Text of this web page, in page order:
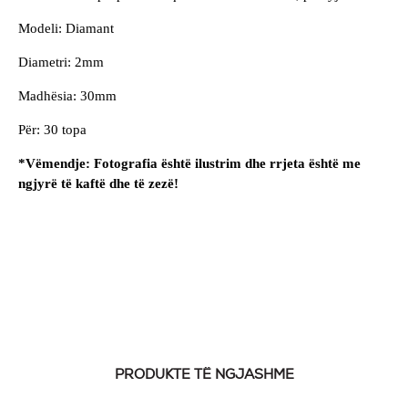
Modeli: Diamant
Diametri: 2mm
Madhësia: 30mm
Për: 30 topa
*Vëmendje: Fotografia është ilustrim dhe rrjeta është me
ngjyrë të kaftë dhe të zezë!
PRODUKTE TË NGJASHME